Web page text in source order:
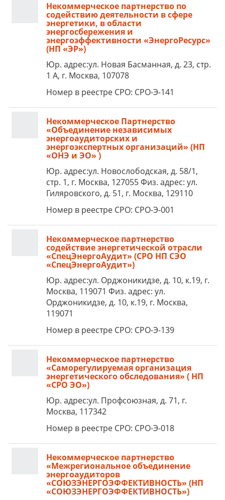
Некоммерческое партнерство по
содействию деятельности в сфере
энергетики, в области
энергосбережения и
энергоэффективности «ЭнергоРесурс»
(НП «ЭР»)
Юр. адрес:ул. Новая Басманная, д. 23, стр.
1 А, г. Москва, 107078
Номер в реестре СРО: СРО-Э-141
Некоммерческое Партнерство
«Объединение независимых
энергоаудиторских и
энергоэкспертных организаций» (НП
«ОНЭ и ЭО» )
Юр. адрес:ул. Новослободская, д. 58/1,
стр. 1, г. Москва, 127055 Физ. адрес: ул.
Гиляровского, д. 51, г. Москва, 129110
Номер в реестре СРО: СРО-Э-001
Некоммерческое партнерство
содействие энергетической отрасли
«СпецЭнергоАудит» (СРО НП СЭО
«СпецЭнергоАудит»)
Юр. адрес:ул. Орджоникидзе, д. 10, к.19, г.
Москва, 119071 Физ. адрес: ул.
Орджоникидзе, д. 10, к.19, г. Москва,
119071
Номер в реестре СРО: СРО-Э-139
Некоммерческое партнерство
«Саморегулируемая организация
энергетического обследования» ( НП
«СРО ЭО»)
Юр. адрес:ул. Профсоюзная, д. 71, г.
Москва, 117342
Номер в реестре СРО: СРО-Э-018
Некоммерческое партнерство
«Межрегиональное объединение
энергоаудиторов
«СОЮЗЭНЕРГОЭФФЕКТИВНОСТЬ» (НП
«СОЮЗЭНЕРГОЭФФЕКТИВНОСТЬ»)